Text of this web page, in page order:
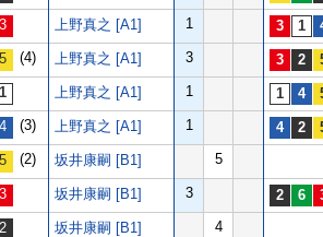
上野真之 [A1] 1
(4) 上野真之 [A1] 3
上野真之 [A1] 1
(3) 上野真之 [A1] 1
(2) 坂井康嗣 [B1] 5
坂井康嗣 [B1] 3
坂井康嗣 [B1] 4